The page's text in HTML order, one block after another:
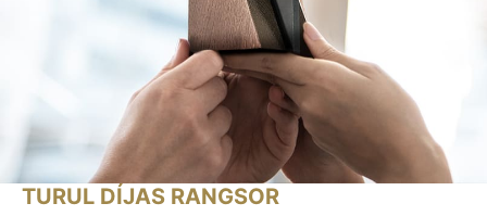
TURUL DÍJAS RANGSOR